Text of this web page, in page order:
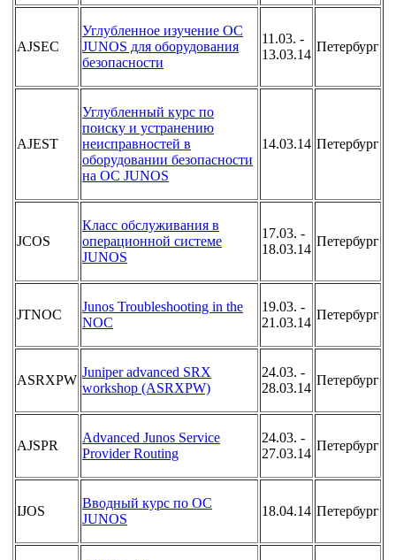
AJSEC
Углубленное изучение ОС
JUNOS для оборудования
безопасности
11.03. -
13.03.14
Петербург
AJEST
Углубленный курс по
поиску и устранению
неисправностей в
оборудовании безопасности
на OC JUNOS
14.03.14 Петербург
JCOS
Класс обслуживания в
операционной системе
JUNOS
17.03. -
18.03.14
Петербург
JTNOC
Junos Troubleshooting in the
NOC
19.03. -
21.03.14
Петербург
ASRXPW
Juniper advanced SRX
workshop (ASRXPW)
24.03. -
28.03.14
Петербург
AJSPR
Advanced Junos Service
Provider Routing
24.03. -
27.03.14
Петербург
IJOS
Вводный курс по OC
JUNOS
18.04.14 Петербург